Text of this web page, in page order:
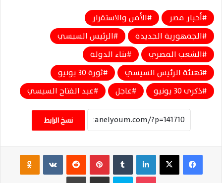
أخبار مصر
الأمن والاستقرار
الجمهورية الجديدة
الرئيس السيسي
الشعب المصري
بناء الدولة
تهنئة الرئيس السيسي
ثورة 30 يونيو
ذكرى 30 يونيو
عاجل عبد الفتاح السيسي
نسخ الرابط
فيسبوك ‫X لينكدإن بينتيريست ‏VKontakte
سكايب مشاركة عبر البريد طباعة